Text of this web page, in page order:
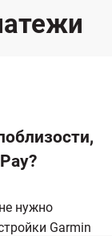
нужно
Garmin